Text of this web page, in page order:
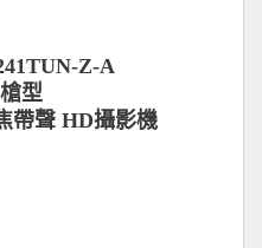
Z-A
型
帶聲 HD攝影機